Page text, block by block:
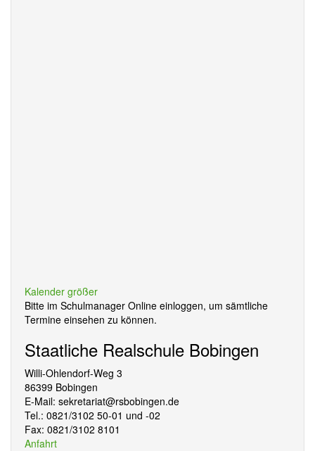
Kalender größer
Bitte im Schulmanager Online einloggen, um sämtliche
Termine einsehen zu können.
Staatliche Realschule Bobingen
Willi-Ohlendorf-Weg 3
86399 Bobingen
E-Mail: sekretariat@rsbobingen.de
Tel.: 0821/3102 50-01 und -02
Fax: 0821/3102 8101
Anfahrt